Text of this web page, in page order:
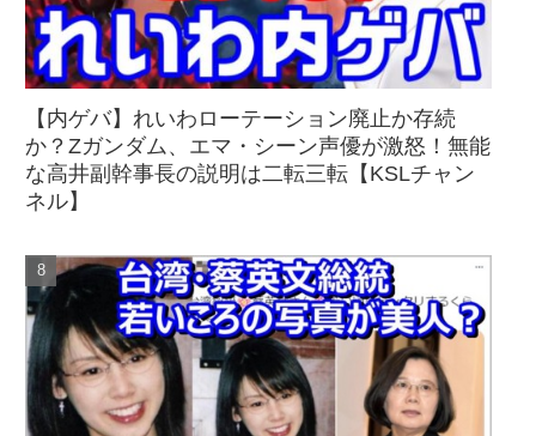
【内ゲバ】れいわローテーション廃止か存続
か？Zガンダム、エマ・シーン声優が激怒！無能
な高井副幹事長の説明は二転三転【KSLチャン
ネル】